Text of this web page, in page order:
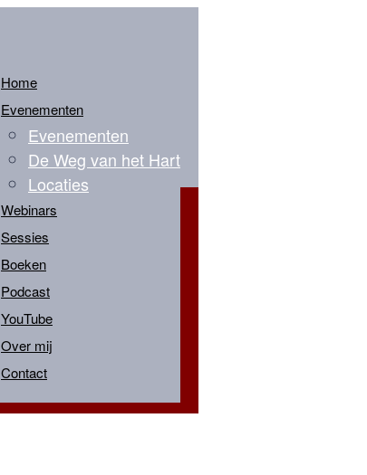
Home
Evenementen
Evenementen
De Weg van het Hart
Locaties
Webinars
Sessies
Boeken
Podcast
YouTube
Over mij
Contact